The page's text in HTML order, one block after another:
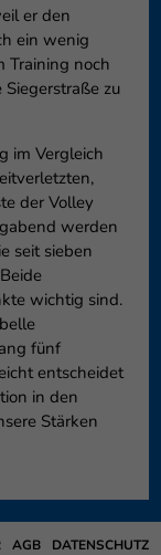
er den
ein wenig
Training noch
zu
im Vergleich
der Volley
werden
seit sieben
wichtig sind.
fünf
entscheidet
in den
Stärken
DATENSCHUTZ
AGB